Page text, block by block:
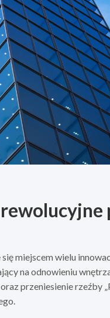
miejscem wielu
na odnowieniu
przeniesienie rzeźby